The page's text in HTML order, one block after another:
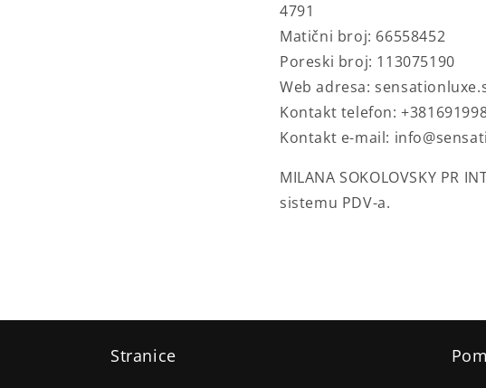
4791
Matični broj: 66558452
Poreski broj: 113075190
Web adresa:
Kontakt telefon:
Kontakt e-mail:
MILANA SOKOLOVSKY PR
sistemu PDV-a.
Stranice